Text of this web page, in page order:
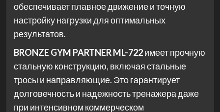
обеспечивает плавное движение и точную
настройку нагрузки для оптимальных
результатов.
BRONZE GYM PARTNER ML-722имеет прочную
стальную конструкцию, включая стальные
тросы и направляющие. Это гарантирует
долговечность и надежность тренажера даже
при интенсивном коммерческом